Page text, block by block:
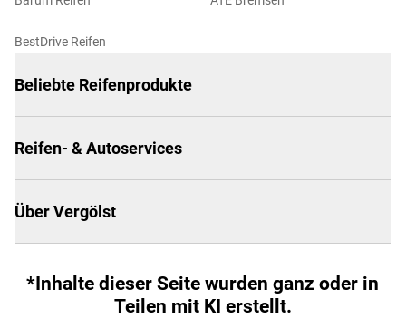
BestDrive Reifen
Beliebte Reifenprodukte
Reifen- & Autoservices
Über Vergölst
*Inhalte dieser Seite wurden ganz oder in
Teilen mit KI erstellt.